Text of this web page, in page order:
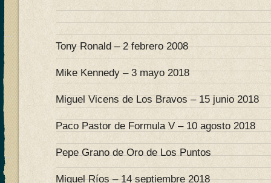
Tony Ronald – 2 febrero 2008
Mike Kennedy – 3 mayo 2018
Miguel Vicens de Los Bravos – 15 junio 2018
Paco Pastor de Formula V – 10 agosto 2018
Pepe Grano de Oro de Los Puntos
Miguel Ríos – 14 septiembre 2018